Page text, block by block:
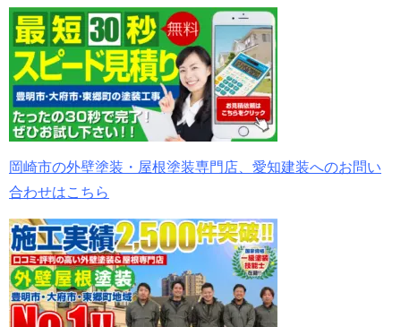
岡崎市の外壁塗装・屋根塗装専門店、愛知建装へのお問い
合わせはこちら